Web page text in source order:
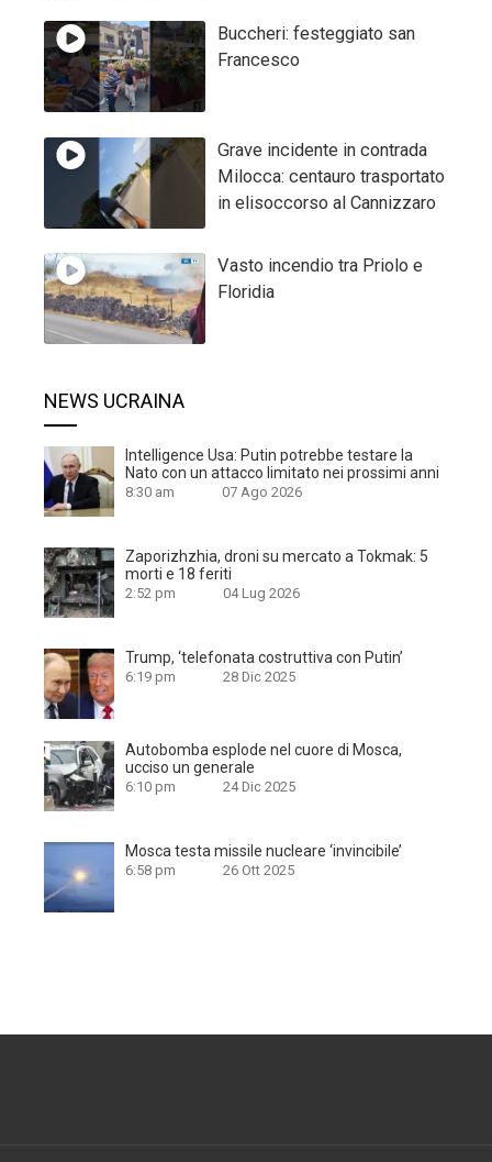
Buccheri: festeggiato san
Francesco
Grave incidente in contrada
Milocca: centauro trasportato
in elisoccorso al Cannizzaro
Vasto incendio tra Priolo e
Floridia
NEWS UCRAINA
Intelligence Usa: Putin potrebbe testare la
Nato con un attacco limitato nei prossimi anni
8:30 am 07 Ago 2026
Zaporizhzhia, droni su mercato a Tokmak: 5
morti e 18 feriti
2:52 pm 04 Lug 2026
Trump, ‘telefonata costruttiva con Putin’
6:19 pm 28 Dic 2025
Autobomba esplode nel cuore di Mosca,
ucciso un generale
6:10 pm 24 Dic 2025
Mosca testa missile nucleare ‘invincibile’
6:58 pm 26 Ott 2025